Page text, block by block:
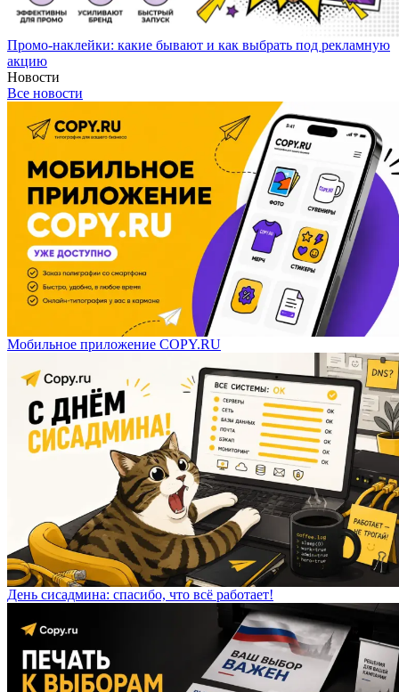
Промо-наклейки: какие бывают и как выбрать под рекламную
акцию
Новости
Все новости
Мобильное приложение COPY.RU
День сисадмина: спасибо, что всё работает!